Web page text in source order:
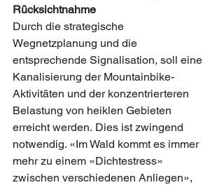
Rücksichtnahme
Durch die strategische
Wegnetzplanung und die
entsprechende Signalisation, soll eine
Kanalisierung der Mountainbike-
Aktivitäten und der konzentrierteren
Belastung von heiklen Gebieten
erreicht werden. Dies ist zwingend
notwendig. «Im Wald kommt es immer
mehr zu einem «Dichtestress»
zwischen verschiedenen Anliegen»,